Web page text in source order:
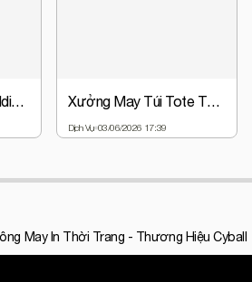
Combo Áo Team Building + Nón Đồng Phục Chỉ Từ 63.000đ | Giá Gốc Tại Xưởng
Dịch Vụ 03/06/2026 17:39
May In Thời Trang - Thương Hiệu Cyball